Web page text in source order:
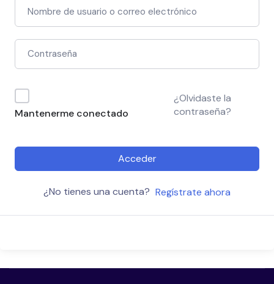
Mantenerme conectado
¿Olvidaste la
contraseña?
Acceder
¿No tienes una cuenta? Regístrate ahora